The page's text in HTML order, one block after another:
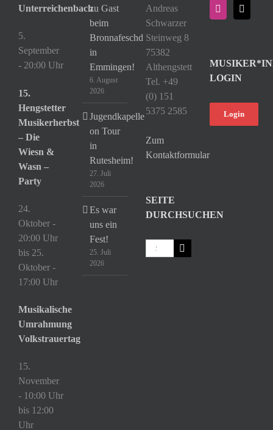
Unterreichenbach
5.
September
- 20:00 Uhr
15.
Hengstetter
Musikerherbst
– Die
Wiesn &
Wasn –
Party
24.
Oktober -
20:00 Uhr
bis 25.
Oktober -
17:00 Uhr
Musikalische
Umrahmung
Volkstrauertag
15.
November
- 10:00 Uhr
bis 12:00
Uhr
zu Gast
beim
Bronnafeschd
in
Emmingen!
6. August
2026
Jugendkapelle
on Tour
in
Rutesheim!
27. Juli
2026
Es war
uns ein
Fest!
25. Juli
2026
Andreas
Schwarzer
Steinweg 8
75382
Althengstett
Tel. +49
(0) 151
5375 2585
Zum
Kontaktformular
SEITE
DURCHSUCHEN
Suche
nach:
LOGIN
Login